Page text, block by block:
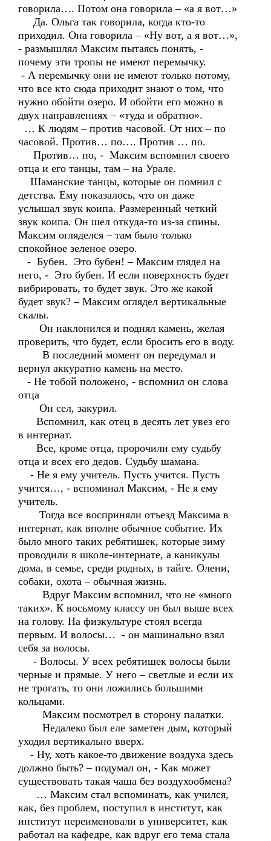
говорила…. Потом она говорила – «а я вот…»
Да. Ольга так говорила, когда кто-то
приходил. Она говорила – «Ну вот, а я вот…»,
- размышлял Максим пытаясь понять, -
почему эти тропы не имеют перемычку.
- А перемычку они не имеют только потому,
что все кто сюда приходит знают о том, что
нужно обойти озеро. И обойти его можно в
двух направлениях – «туда и обратно».
… К людям – против часовой. От них – по
часовой. Против… по…. Против … по.
Против… по, - Максим вспомнил своего
отца и его танцы, там – на Урале.
Шаманские танцы, которые он помнил с
детства. Ему показалось, что он даже
услышал звук коипа. Размеренный четкий
звук коипа. Он шел откуда-то из-за спины.
Максим огляделся – там было только
спокойное зеленое озеро.
- Бубен. Это бубен! – Максим глядел на
него, - Это бубен. И если поверхность будет
вибрировать, то будет звук. Это же какой
будет звук? – Максим оглядел вертикальные
скалы.
Он наклонился и поднял камень, желая
проверить, что будет, если бросить его в воду.
В последний момент он передумал и
вернул аккуратно камень на место.
- Не тобой положено, - вспомнил он слова
отца
Он сел, закурил.
Вспомнил, как отец в десять лет увез его
в интернат.
Все, кроме отца, пророчили ему судьбу
отца и всех его дедов. Судьбу шамана.
- Не я ему учитель. Пусть учится. Пусть
учится…, - вспоминал Максим, - Не я ему
учитель.
Тогда все восприняли отъезд Максима в
интернат, как вполне обычное событие. Их
было много таких ребятишек, которые зиму
проводили в школе-интернате, а каникулы
дома, в семье, среди родных, в тайге. Олени,
собаки, охота – обычная жизнь.
Вдруг Максим вспомнил, что не «много
таких». К восьмому классу он был выше всех
на голову. На физкультуре стоял всегда
первым. И волосы… - он машинально взял
себя за волосы.
- Волосы. У всех ребятишек волосы были
черные и прямые. У него – светлые и если их
не трогать, то они ложились большими
кольцами.
Максим посмотрел в сторону палатки.
Недалеко был еле заметен дым, который
уходил вертикально вверх.
- Ну, хоть какое-то движение воздуха здесь
должно быть? – подумал он, - Как может
существовать такая чаша без воздухообмена?
… Максим стал вспоминать, как учился,
как, без проблем, поступил в институт, как
институт переименовали в университет, как
работал на кафедре, как вдруг его тема стала